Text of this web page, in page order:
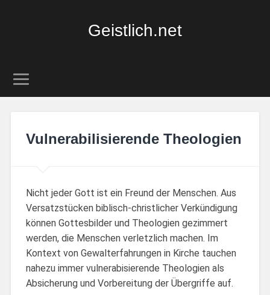
Geistlich.net
Vulnerabilisierende Theologien
Nicht jeder Gott ist ein Freund der Menschen. Aus
Versatzstücken biblisch-christlicher Verkündigung
können Gottesbilder und Theologien gezimmert
werden, die Menschen verletzlich machen. Im
Kontext von Gewalterfahrungen in Kirche tauchen
nahezu immer vulnerabisierende Theologien als
Absicherung und Vorbereitung der Übergriffe auf.